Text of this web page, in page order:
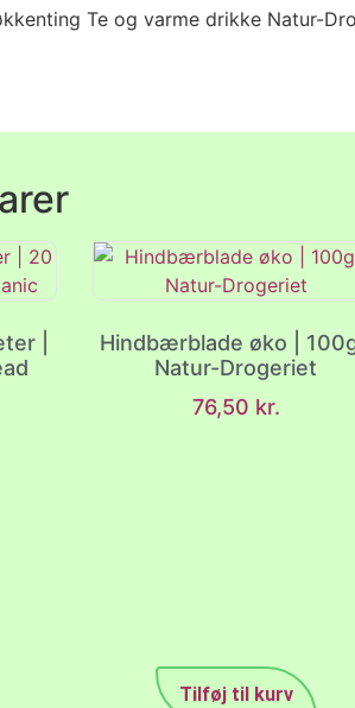
Te og varme drikke Natur-
|
Hindbærblade øko | 100g
Natur-Drogeriet
76,50 kr.
Tilføj til kurv